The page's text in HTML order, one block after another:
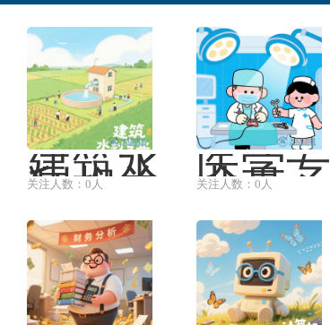
建筑水
利相关
专业通
常指水
利水电
建筑工
···
关注人数：0人 医学专
业是一
门以维
护和促
进人类
健康、
···
关注人数：0人